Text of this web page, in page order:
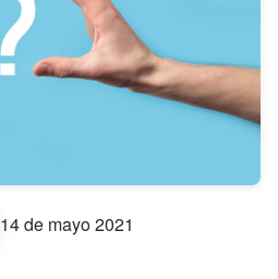
14 de mayo 2021